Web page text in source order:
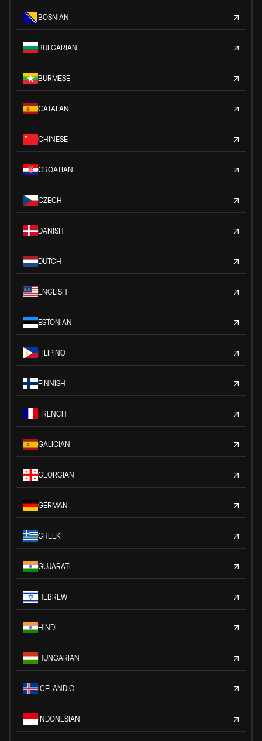
BOSNIAN
BULGARIAN
BURMESE
CATALAN
CHINESE
CROATIAN
CZECH
DANISH
DUTCH
ENGLISH
ESTONIAN
FILIPINO
FINNISH
FRENCH
GALICIAN
GEORGIAN
GERMAN
GREEK
GUJARATI
HEBREW
HINDI
HUNGARIAN
ICELANDIC
INDONESIAN